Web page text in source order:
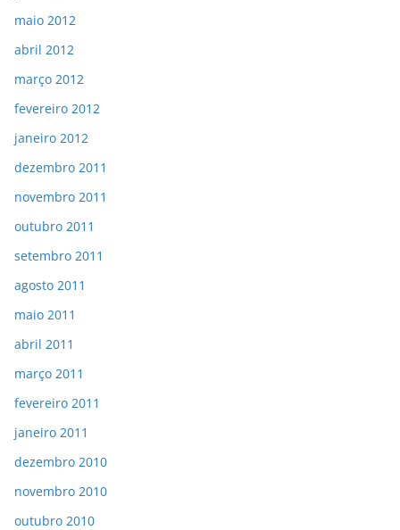
maio 2012
abril 2012
março 2012
fevereiro 2012
janeiro 2012
dezembro 2011
novembro 2011
outubro 2011
setembro 2011
agosto 2011
maio 2011
abril 2011
março 2011
fevereiro 2011
janeiro 2011
dezembro 2010
novembro 2010
outubro 2010